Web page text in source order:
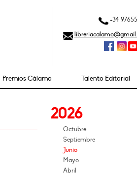
+34
Premios Cálamo Talento Editorial
2026
Octubre
Septiembre
Junio
Mayo
Abril